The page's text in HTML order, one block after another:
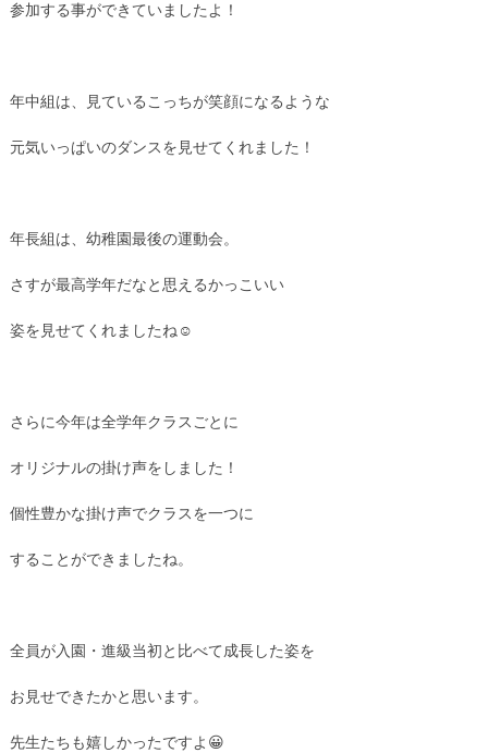
参加する事ができていましたよ！
年中組は、見ているこっちが笑顔になるような
元気いっぱいのダンスを見せてくれました！
年長組は、幼稚園最後の運動会。
さすが最高学年だなと思えるかっこいい
姿を見せてくれましたね☺
さらに今年は全学年クラスごとに
オリジナルの掛け声をしました！
個性豊かな掛け声でクラスを一つに
することができましたね。
全員が入園・進級当初と比べて成長した姿を
お見せできたかと思います。
先生たちも嬉しかったですよ😀